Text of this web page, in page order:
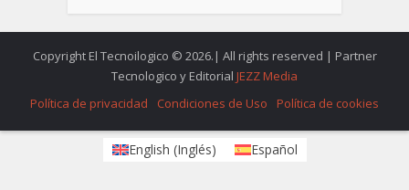
Copyright El Tecnoilogico © 2026.| All rights reserved | Partner
Tecnologico y Editorial JEZZ Media
Política de privacidad
Condiciones de Uso Política de cookies
English (Inglés) Español